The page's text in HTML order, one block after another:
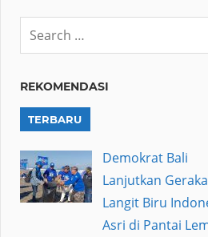
REKOMENDASI
TERBARU
Demokrat Bali
Lanjutkan
Langit Biru
Asri di Pantai